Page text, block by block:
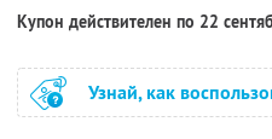
Купон действителен по 22
Узнай, как